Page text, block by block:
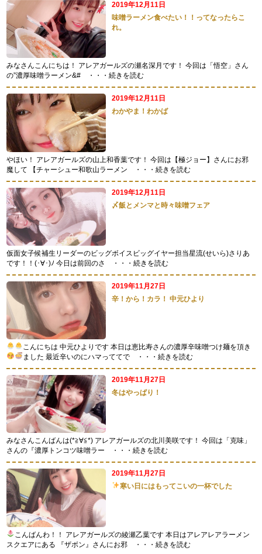
2019年12月11日
味噌ラーメン食べたい！！ってなったらこ
れ。
みなさんこんにちは！ アレアガールズの瀬名深月です！ 今回は「悟空」さん
の”濃厚味噌ラーメン&#
・・・続きを読む
2019年12月11日
わかやま！わかば
やほい！ アレアガールズの山上和香葉です！ 今回は【極ジョー】さんにお邪
魔して 【チャーシュー和歌山ラーメン
・・・続きを読む
2019年12月11日
〆飯とメンマと時々味噌フェア
仮面女子候補生リーダーのビッグボイスビッグイヤー担当星流(せいら)さりあ
です！！(･∀･)ﾉ 今日は前回のさ
・・・続きを読む
2019年11月27日
辛！から！カラ！ 中元ひより
こんにちは 中元ひよりです本日は恵比寿さんの濃厚辛味噌つけ麺を頂き
ました 最近辛いのにハマっててで ・・・続きを読む
2019年11月27日
冬はやっぱり！
みなさんこんばんは(*≧∀≦*) アレアガールズの北川美咲です！ 今回は「克味」
さんの『濃厚トンコツ味噌ラー
・・・続きを読む
2019年11月27日
寒い日にはもってこいの一杯でした
こんばんわ！！ アレアガールズの綾瀬乙葉です本日はアレアレアラーメン
スクエアにある 『ザボン』さんにお邪
・・・続きを読む